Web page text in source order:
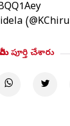
మీరు పూర్తి చేశారు